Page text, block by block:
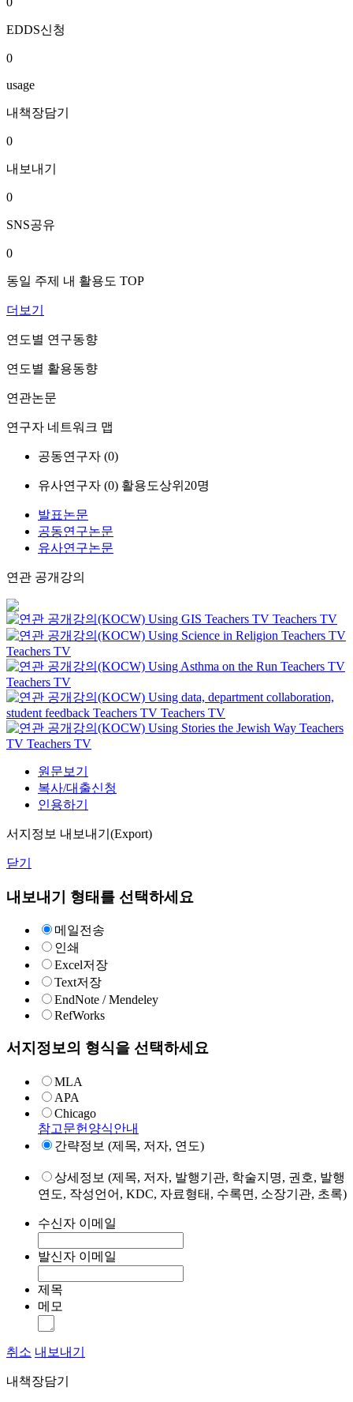
EDDS신청
0
usage
내책장담기
0
내보내기
0
SNS공유
0
동일 주제 내 활용도 TOP
더보기
연도별 연구동향
연도별 활용동향
연관논문
연구자 네트워크 맵
공동연구자 (0)
유사연구자 (0) 활용도상위20명
발표논문
공동연구논문
유사연구논문
연관 공개강의
Using GIS Teachers TV Teachers TV
Using Science in Religion Teachers TV
Teachers TV
Using Asthma on the Run Teachers TV
Teachers TV
Using data, department collaboration,
student feedback Teachers TV Teachers TV
Using Stories the Jewish Way Teachers
TV Teachers TV
원문보기
복사/대출신청
인용하기
서지정보 내보내기(Export)
닫기
내보내기 형태를 선택하세요
메일전송
인쇄
Excel저장
Text저장
EndNote / Mendeley
RefWorks
서지정보의 형식을 선택하세요
MLA
APA
Chicago
참고문헌양식안내
간략정보 (제목, 저자, 연도)
상세정보 (제목, 저자, 발행기관, 학술지명, 권호, 발행
연도, 작성언어, KDC, 자료형태, 수록면, 소장기관, 초록)
수신자 이메일
발신자 이메일
제목
메모
취소 내보내기
내책장담기